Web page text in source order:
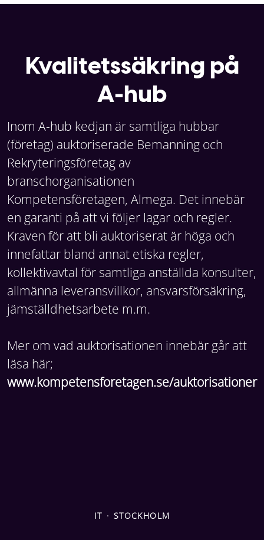
Kvalitetssäkring på
A-hub
Inom A-hub kedjan är samtliga hubbar
(företag) auktoriserade Bemanning och
Rekryteringsföretag av
branschorganisationen
Kompetensföretagen, Almega. Det innebär
en garanti på att vi följer lagar och regler.
Kraven för att bli auktoriserat är höga och
innefattar bland annat etiska regler,
kollektivavtal för samtliga anställda konsulter,
allmänna leveransvillkor, ansvarsförsäkring,
jämställdhetsarbete m.m.
Mer om vad auktorisationen innebär går att
läsa här;
www.kompetensforetagen.se/auktorisationer
IT · STOCKHOLM